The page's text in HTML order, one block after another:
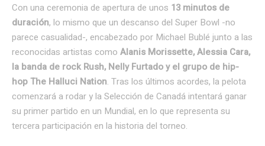
Con una ceremonia de apertura de unos 13 minutos de
duración, lo mismo que un descanso del Super Bowl -no
parece casualidad-, encabezado por Michael Bublé junto a las
reconocidas artistas como Alanis Morissette, Alessia Cara,
la banda de rock Rush, Nelly Furtado y el grupo de hip-
hop The Halluci Nation. Tras los últimos acordes, la pelota
comenzará a rodar y la Selección de Canadá intentará ganar
su primer partido en un Mundial, en lo que representa su
tercera participación en la historia del torneo.